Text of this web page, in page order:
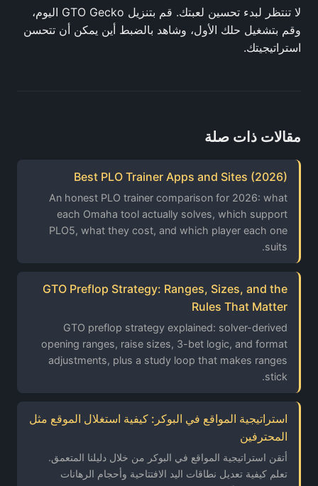
لا تنتظر لبدء تحسين لعبتك. قم بتنزيل GTO Gecko اليوم،
وقم بتشغيل حلك الأول، وشاهد بالضبط أين يمكن أن تتحسن
استراتيجيتك.
مقالات ذات صلة
Best PLO Trainer Apps and Sites (2026)
An honest PLO trainer comparison for 2026: what
each Omaha tool actually solves, which support
PLO5, what they cost, and which player each one
suits.
GTO Preflop Strategy: Ranges, Sizes, and the
Rules That Matter
GTO preflop strategy explained: solver-derived
opening ranges, raise sizes, 3-bet logic, and format
adjustments, plus a study loop that makes ranges
stick.
استراتيجية المواقع في البوكر: كيفية استغلال الموقع مثل
المحترفين
أتقن استراتيجية المواقع في البوكر من خلال دليلنا المتعمق.
تعلم كيفية تعديل نطاقات اليد الافتتاحية وأحجام الرهانات